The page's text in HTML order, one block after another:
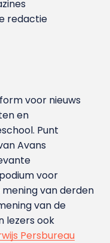
redactie
voor nieuws
en
Punt
Avans
voor
van derden
van de
lezers ook
Persbureau